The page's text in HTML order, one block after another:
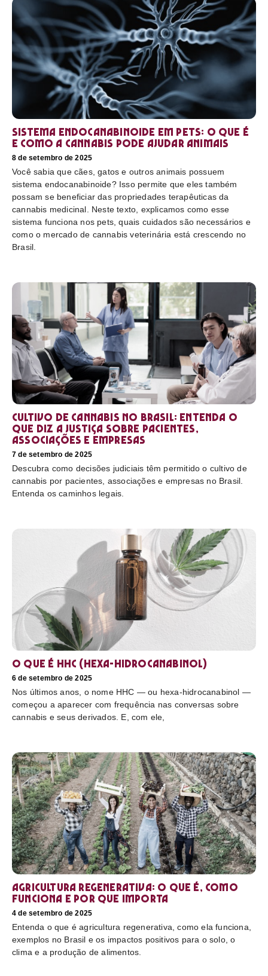
Sistema endocanabinoide em pets: o que é
e como a cannabis pode ajudar animais
8 de setembro de 2025
Você sabia que cães, gatos e outros animais possuem
sistema endocanabinoide? Isso permite que eles também
possam se beneficiar das propriedades terapêuticas da
cannabis medicinal. Neste texto, explicamos como esse
sistema funciona nos pets, quais cuidados são necessários e
como o mercado de cannabis veterinária está crescendo no
Brasil.
Cultivo de cannabis no Brasil: entenda o
que diz a Justiça sobre pacientes,
associações e empresas
7 de setembro de 2025
Descubra como decisões judiciais têm permitido o cultivo de
cannabis por pacientes, associações e empresas no Brasil.
Entenda os caminhos legais.
O que é HHC (hexa-hidrocanabinol)
6 de setembro de 2025
Nos últimos anos, o nome HHC — ou hexa-hidrocanabinol —
começou a aparecer com frequência nas conversas sobre
cannabis e seus derivados. E, com ele,
Agricultura regenerativa: o que é, como
funciona e por que importa
4 de setembro de 2025
Entenda o que é agricultura regenerativa, como ela funciona,
exemplos no Brasil e os impactos positivos para o solo, o
clima e a produção de alimentos.